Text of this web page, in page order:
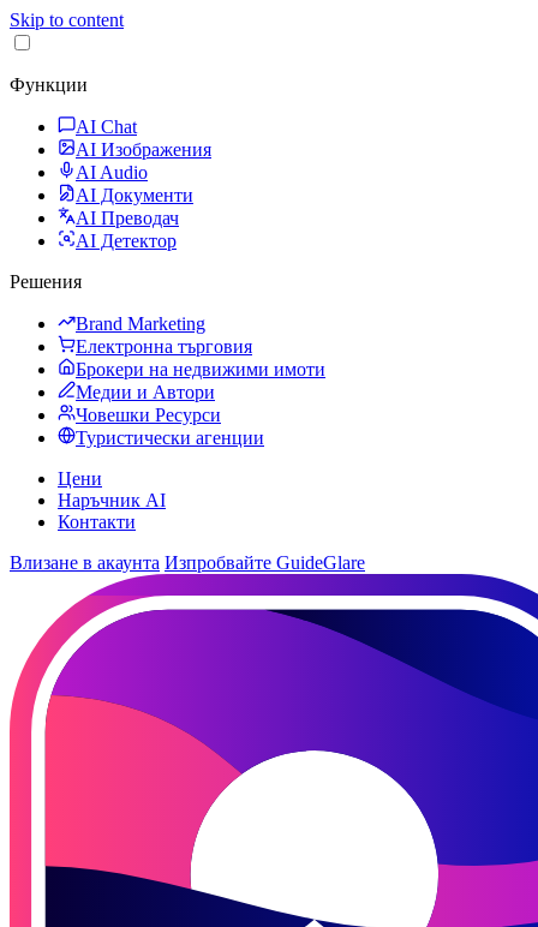
Skip to content
Функции
AI Chat
AI Изображения
AI Audio
AI Документи
AI Преводач
AI Детектор
Решения
Brand Marketing
Електронна търговия
Брокери на недвижими имоти
Медии и Автори
Човешки Ресурси
Туристически агенции
Цени
Наръчник AI
Контакти
Влизане в акаунта Изпробвайте GuideGlare